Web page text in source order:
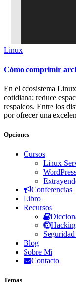
Linux
Cómo comprimir
En el ecosistema
cotidiana: reduce
respaldos. Entre los
por ofrecer una
Opciones
Cursos
Linux
Conferencias
Libro
Recursos
Blog
Sobre Mi
Contacto
Temas